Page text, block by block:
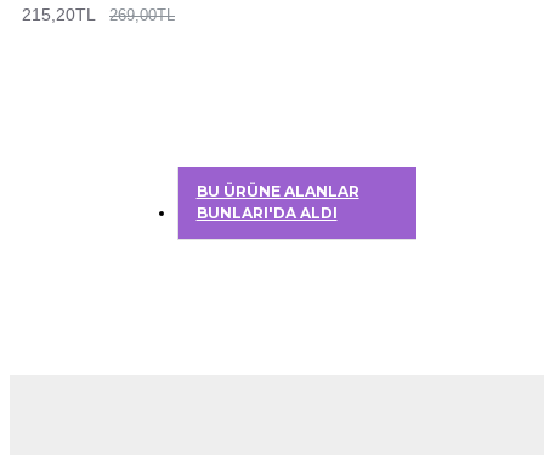
215,20TL 269,00TL
BU ÜRÜNE ALANLAR
BUNLARI'DA ALDI